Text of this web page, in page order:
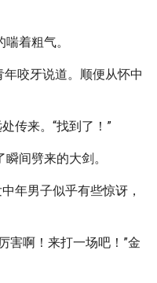
着粗气。
年咬牙说道。顺便从怀中
传来。“找到了！”
间劈来的大剑。
年男子似乎有些惊讶，
害啊！来打一场吧！”金